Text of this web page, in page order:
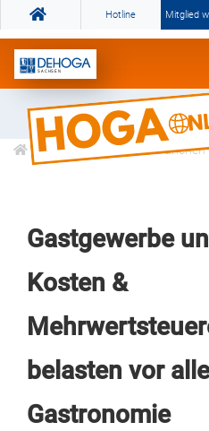
Hotline Mitglied
Gemeinsam
Informationen Branchen
Gastgewerbe
Kosten &
belasten vor
Gastronomie